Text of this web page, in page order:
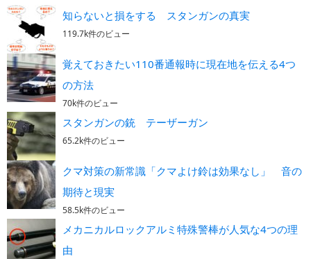
知らないと損をする スタンガンの真実
119.7k件のビュー
覚えておきたい110番通報時に現在地を伝える4つ
の方法
70k件のビュー
スタンガンの銃 テーザーガン
65.2k件のビュー
クマ対策の新常識「クマよけ鈴は効果なし」 音の
期待と現実
58.5k件のビュー
メカニカルロックアルミ特殊警棒が人気な4つの理
由